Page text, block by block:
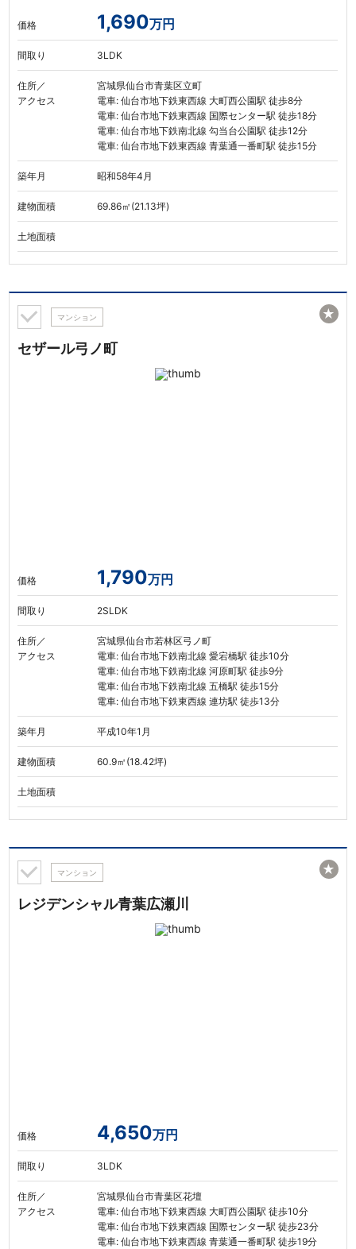
価格 1,690万円
間取り 3LDK
住所／
アクセス
宮城県仙台市青葉区立町
電車: 仙台市地下鉄東西線 大町西公園駅 徒歩8分
電車: 仙台市地下鉄東西線 国際センター駅 徒歩18分
電車: 仙台市地下鉄南北線 勾当台公園駅 徒歩12分
電車: 仙台市地下鉄東西線 青葉通一番町駅 徒歩15分
築年月 昭和58年4月
建物面積 69.86㎡(21.13坪)
土地面積
マンション
セザール弓ノ町
価格 1,790万円
間取り 2SLDK
住所／
アクセス
宮城県仙台市若林区弓ノ町
電車: 仙台市地下鉄南北線 愛宕橋駅 徒歩10分
電車: 仙台市地下鉄南北線 河原町駅 徒歩9分
電車: 仙台市地下鉄南北線 五橋駅 徒歩15分
電車: 仙台市地下鉄東西線 連坊駅 徒歩13分
築年月 平成10年1月
建物面積 60.9㎡(18.42坪)
土地面積
★
マンション
レジデンシャル青葉広瀬川
価格 4,650万円
間取り 3LDK
住所／
アクセス
宮城県仙台市青葉区花壇
電車: 仙台市地下鉄東西線 大町西公園駅 徒歩10分
電車: 仙台市地下鉄東西線 国際センター駅 徒歩23分
電車: 仙台市地下鉄東西線 青葉通一番町駅 徒歩19分
★